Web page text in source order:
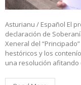
Asturianu / Español El
declaración de
Xeneral del
hestóricos y los
una resolución